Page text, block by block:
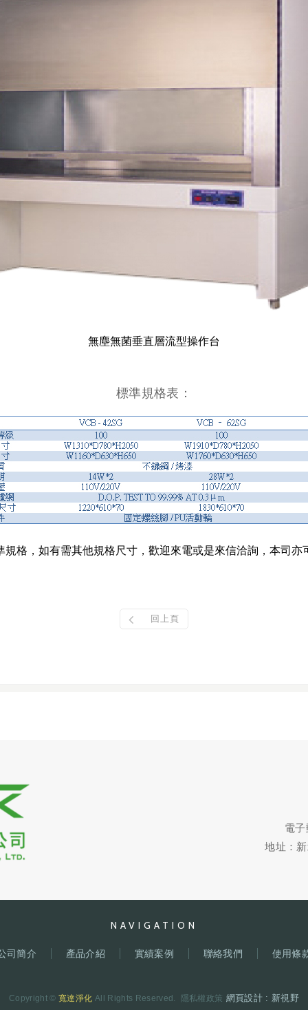
無塵無菌垂直層流型操作台
標準規格表：
規格，如有需其他規格尺寸，歡迎來電或是來信洽詢，本司亦
回上頁
電
地址：
NAVIGATION
司簡介 產品介紹 實績案例 聯絡我們 使用條
Copyright ©寬達淨化 All Rights Reserved. 隱私權政策 網頁設計 : 新視野